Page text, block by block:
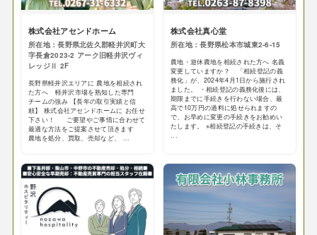
株式会社アセンドホーム
所在地：長野県北佐久郡軽井沢町大
字長倉2023-2 アーク旧軽井沢ヴィ
レッジⅡ 2F
長野県軽井沢エリアに 農地を相続され
た方へ 軽井沢市場を熟知した専門
チームの強み 【長年の取引実績と信
頼】 株式会社アセンドホームに お任せ
下さい！ ご要望やご事情に合わせて
最適な方法をご提案させて頂きます
農地を処分、買取、売却など、 ...
株式会社真心堂
所在地：長野県松本市城東2-6-15
農地・遊休農地を相続された方へ 名義
変更していますか？ 「相続登記の義
務化」が、2024年4月1日から施行され
ました。 ・相続登記の義務化後には、
期限までに手続きを行わない場合、最
高で10万円の過料に処せられますの
で、お早めに変更の手続きをお勧めい
たします。 ※相続登記の手続きは、そ
...